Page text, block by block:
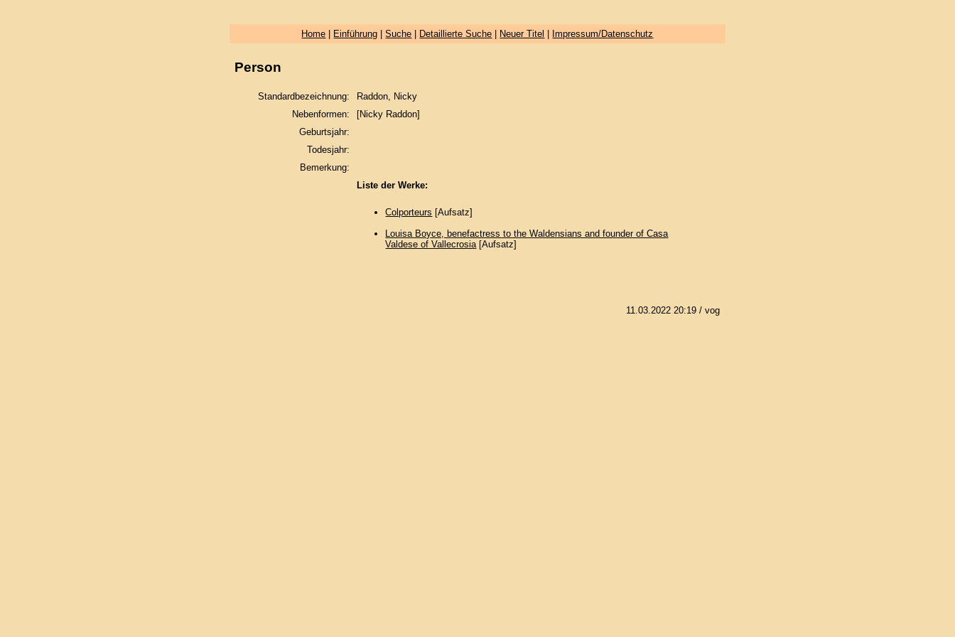
Home Einführung |Suche Detaillierte Suche Neuer Titel Impressum/Datenschutz
Person
Standardbezeichnung:
Raddon, Nicky
Nebenformen:
[Nicky Raddon]
Geburtsjahr:
Todesjahr:
Bemerkung:
Liste der Werke:
Colporteurs [Aufsatz]
Louisa Boyce, benefactress to the Waldensians and founder of Casa
Valdese of Vallecrosia[Aufsatz]
11.03.2022 20:19/ vog